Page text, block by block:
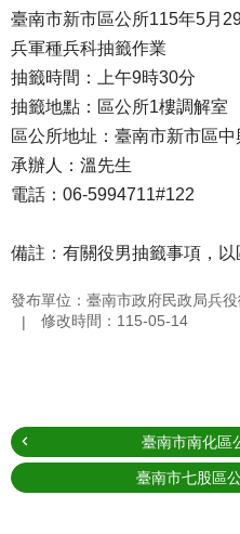
臺南市新市區公所115年5月
兵軍種兵科抽籤作業
抽籤時間：上午9時30分
抽籤地點：區公所1樓調解室
區公所地址：臺南市新市區中
承辦人：溫先生
電話：06-5994711#122
備註：有關役男抽籤事項，
發布單位：臺南市政府民政局兵
修改時間：115-05-14
臺南市南化區
臺南市七股區